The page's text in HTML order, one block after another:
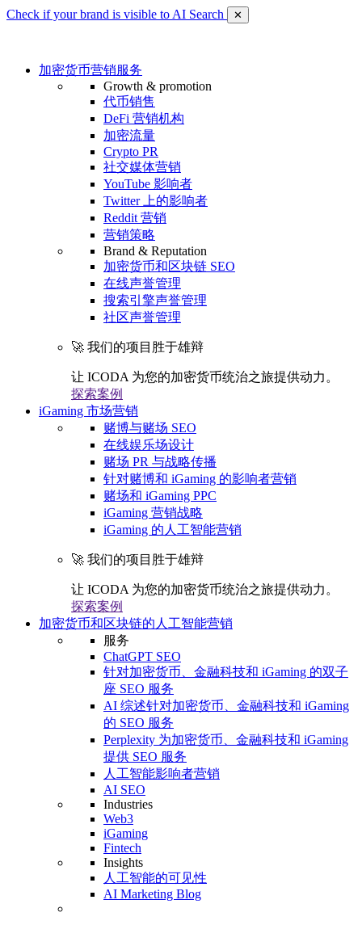
Check if your brand is visible to AI Search ✕
加密货币营销服务
Growth & promotion
代币销售
DeFi 营销机构
加密流量
Crypto PR
社交媒体营销
YouTube 影响者
Twitter 上的影响者
Reddit 营销
营销策略
Brand & Reputation
加密货币和区块链 SEO
在线声誉管理
搜索引擎声誉管理
社区声誉管理
🚀 我们的项目胜于雄辩
让 ICODA 为您的加密货币统治之旅提供动力。
探索案例
iGaming 市场营销
赌博与赌场 SEO
在线娱乐场设计
赌场 PR 与战略传播
针对赌博和 iGaming 的影响者营销
赌场和 iGaming PPC
iGaming 营销战略
iGaming 的人工智能营销
🚀 我们的项目胜于雄辩
让 ICODA 为您的加密货币统治之旅提供动力。
探索案例
加密货币和区块链的人工智能营销
服务
ChatGPT SEO
针对加密货币、金融科技和 iGaming 的双子
座 SEO 服务
AI 综述针对加密货币、金融科技和 iGaming
的 SEO 服务
Perplexity 为加密货币、金融科技和 iGaming
提供 SEO 服务
人工智能影响者营销
AI SEO
Industries
Web3
iGaming
Fintech
Insights
人工智能的可见性
AI Marketing Blog